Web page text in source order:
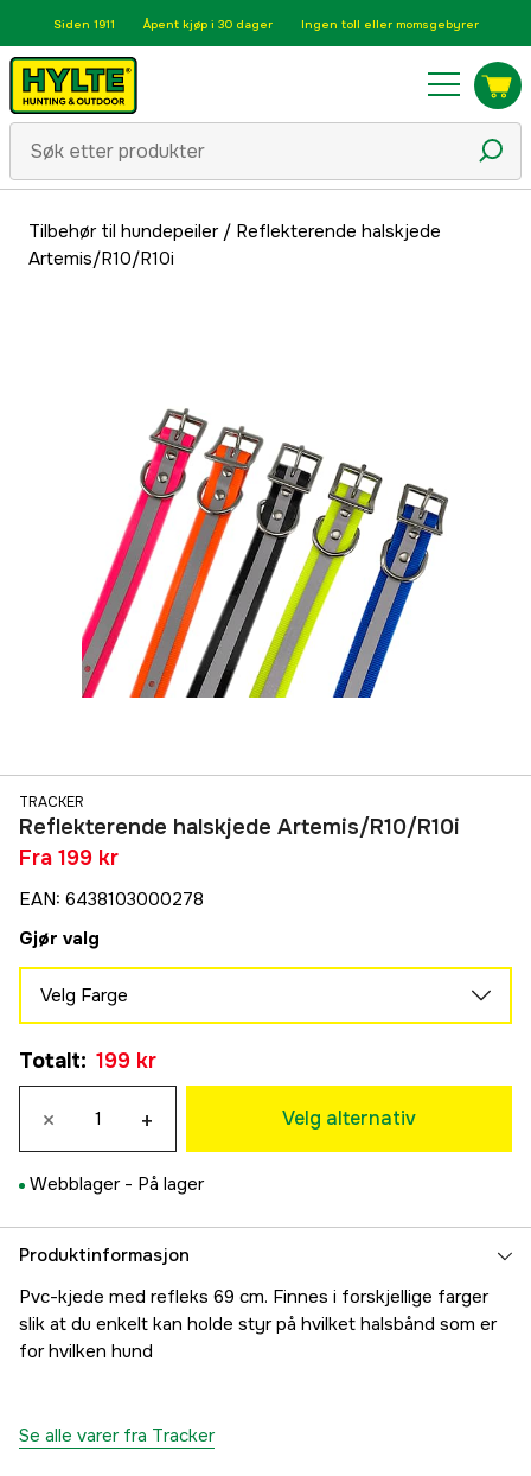
Siden 1911 Åpent kjøp i 30 dager Ingen toll eller momsgebyrer
Tilbehør til hundepeiler/ Reflekterende halskjede
Artemis/R10/R10i
TRACKER
Reflekterende halskjede Artemis/R10/R10i
Fra 199 kr
EAN: 6438103000278
Gjør valg
Velg Farge
203 kr
Svart
199 kr
199 kr
Blå
199 kr
Gul
Totalt: 199 kr
× + Velg alternativ
Webblager - På lager
Produktinformasjon
Pvc-kjede med refleks 69 cm. Finnes i forskjellige farger
slik at du enkelt kan holde styr på hvilket halsbånd som er
for hvilken hund
Se alle varer fra Tracker